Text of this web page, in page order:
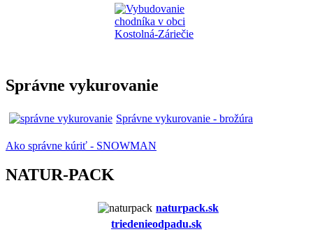
Správne vykurovanie
Správne vykurovanie - brožúra
Ako správne kúriť - SNOWMAN
NATUR-PACK
naturpack.sk
triedenieodpadu.sk